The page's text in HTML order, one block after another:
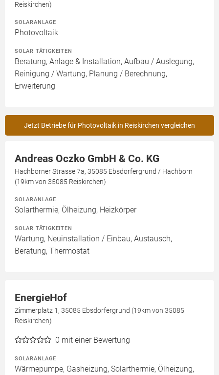
Reiskirchen)
SOLARANLAGE
Photovoltaik
SOLAR TÄTIGKEITEN
Beratung, Anlage & Installation, Aufbau / Auslegung,
Reinigung / Wartung, Planung / Berechnung,
Erweiterung
Jetzt Betriebe für Photovoltaik in Reiskirchen vergleichen
Andreas Oczko GmbH & Co. KG
Hachborner Strasse 7a, 35085 Ebsdorfergrund / Hachborn
(19km von 35085 Reiskirchen)
SOLARANLAGE
Solarthermie, Ölheizung, Heizkörper
SOLAR TÄTIGKEITEN
Wartung, Neuinstallation / Einbau, Austausch,
Beratung, Thermostat
EnergieHof
Zimmerplatz 1, 35085 Ebsdorfergrund (19km von 35085
Reiskirchen)
0 mit einer Bewertung
SOLARANLAGE
Wärmepumpe, Gasheizung, Solarthermie, Ölheizung,